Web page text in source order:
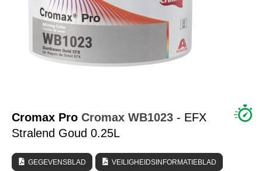
GEREEDSCHAP VOOR CARROSSERIE
UITRUSTING VOOR CARROSSERIE
LABORATORIUMINSTALLATIE
Cromax Pro Cromax WB1023 - EFX
Stralend Goud 0.25L
GEGEVENSBLAD
VEILIGHEIDSINFORMATIEBLAD